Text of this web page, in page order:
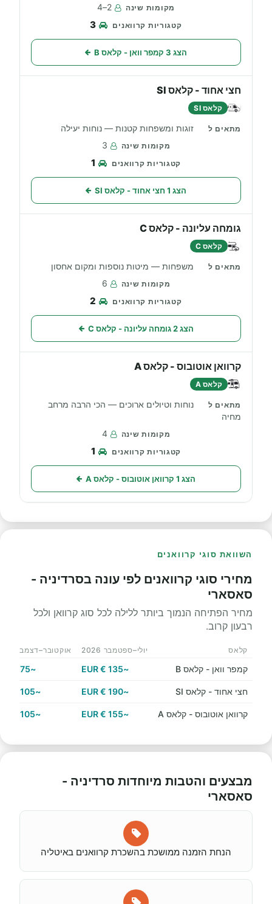
2–4
3
הצג 3 קמפר וואן - קלאס B
חצי אחוד - קלאס SI
קלאס SI
זוגות ומשפחות קטנות — נוחות יעילה
3
1
הצג 1 חצי אחוד - קלאס SI
גומחה עליונה - קלאס C
קלאס C
משפחות — מיטות נוספות ומקום אחסון
6
2
הצג 2 גומחה עליונה - קלאס C
קרוואן אוטובוס - קלאס A
קלאס A
נוחות וטיולים ארוכים — הכי הרבה מרחב
מחיה
4
1
הצג 1 קרוואן אוטובוס - קלאס A
השוואת סוגי קרוואנים
מחירי סוגי קרוואנים לפי עונה בסרדיניה -
סאסארי
מחיר הפתיחה הנמוך ביותר ללילה לכל סוג קרוואן ולכל
רבעון קרוב.
קלאס יולי–ספטמבר 2026 אוקטובר–דצמבר 2026
קמפר וואן - קלאס B ~135 € EUR
~75 € EUR
חצי אחוד - קלאס SI ~190 € EUR
~105 € EUR
קרוואן אוטובוס - קלאס A ~155 € EUR
~105 € EUR
מבצעים והטבות מיוחדות סרדיניה -
סאסארי
הנחת הזמנה ממושכת בהשכרת קרוואנים באיטליה